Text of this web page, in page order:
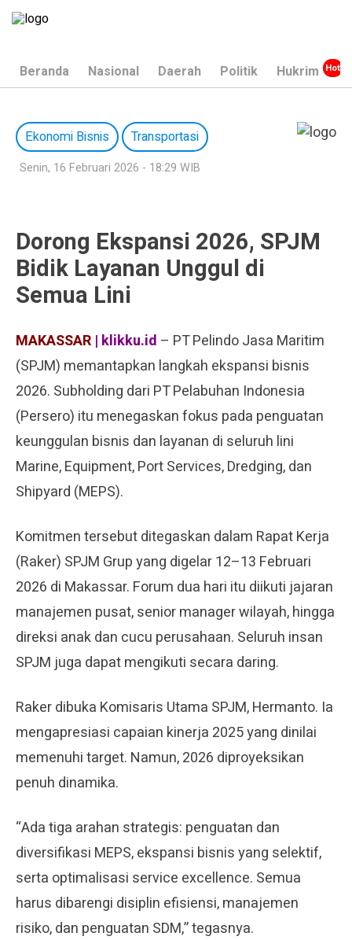
Beranda Nasional Daerah Politik Hukrim
Ekonomi Bisnis Transportasi
Senin, 16 Februari 2026 - 18:29 WIB
Dorong Ekspansi 2026, SPJM
Bidik Layanan Unggul di
Semua Lini
MAKASSAR | klikku.id – PT Pelindo Jasa Maritim
(SPJM) memantapkan langkah ekspansi bisnis
2026. Subholding dari PT Pelabuhan Indonesia
(Persero) itu menegaskan fokus pada penguatan
keunggulan bisnis dan layanan di seluruh lini
Marine, Equipment, Port Services, Dredging, dan
Shipyard (MEPS).
Komitmen tersebut ditegaskan dalam Rapat Kerja
(Raker) SPJM Grup yang digelar 12–13 Februari
2026 di Makassar. Forum dua hari itu diikuti jajaran
manajemen pusat, senior manager wilayah, hingga
direksi anak dan cucu perusahaan. Seluruh insan
SPJM juga dapat mengikuti secara daring.
Raker dibuka Komisaris Utama SPJM, Hermanto. Ia
mengapresiasi capaian kinerja 2025 yang dinilai
memenuhi target. Namun, 2026 diproyeksikan
penuh dinamika.
“Ada tiga arahan strategis: penguatan dan
diversifikasi MEPS, ekspansi bisnis yang selektif,
serta optimalisasi service excellence. Semua
harus dibarengi disiplin efisiensi, manajemen
risiko, dan penguatan SDM,” tegasnya.